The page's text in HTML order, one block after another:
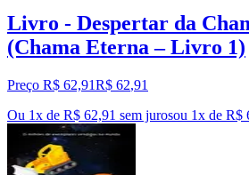
Livro - Despertar da
(Chama Eterna – Livro 1)
Preço R$ 62,91R$ 62,91
Ou 1x de R$ 62,91 sem jurosou 1x de R$